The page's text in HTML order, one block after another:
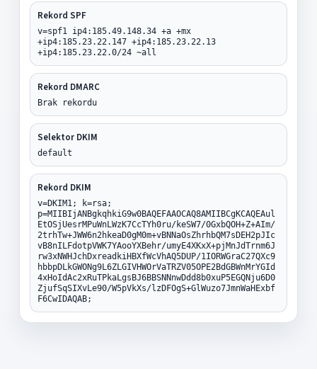
Rekord SPF
v=spf1 ip4:185.49.148.34 +a +mx
+ip4:185.23.22.147 +ip4:185.23.22.13
+ip4:185.23.22.0/24 ~all
Rekord DMARC
Brak rekordu
Selektor DKIM
default
Rekord DKIM
v=DKIM1; k=rsa;
p=MIIBIjANBgkqhkiG9w0BAQEFAAOCAQ8AMIIBCgKCAQEAul
EtOSjUesrMPuWnLWzK7CcTYh0ru/keSW7/0GxbQOH+Z+AIm/
2trhTw+JWW6n2hkeaD0gM0m+vBNNaOsZhrhbQM7sDEH2pJIc
vB8nILFdotpVWK7YAooYXBehr/umyE4XKxX+pjMnJdTrnm6J
rw3xNWHJchDxreadkiHBXfWcVhAQ5DUP/1IORWGraC27QXc9
hbbpDLkGWONg9L6ZLGIVHWOrVaTRZV05OPE2BdGBWnMrYGId
4xHoIdAc2xRuTPkaLgsBJ6BBSNNnwDdd8b0xuP5EGQNju6D0
ZjufSqSIXvLe90/W5pVkXs/lzDFOgS+GlWuzo7JmnWaHExbf
F6CwIDAQAB;